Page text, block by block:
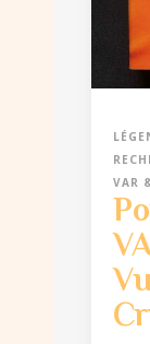
VAR